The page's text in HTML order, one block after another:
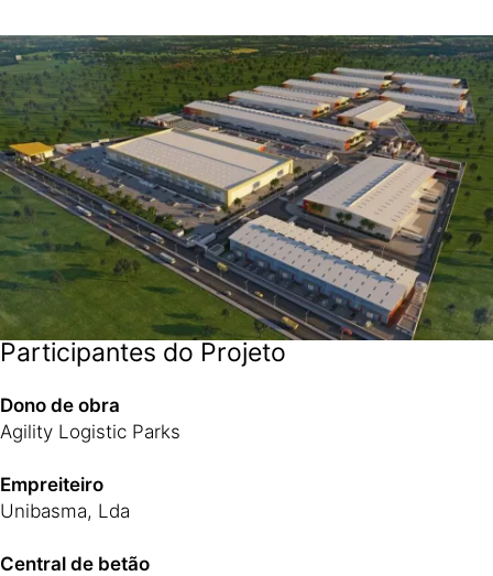
Participantes do Projeto
Dono de obra
Agility Logistic Parks
Empreiteiro
Unibasma, Lda
Central de betão